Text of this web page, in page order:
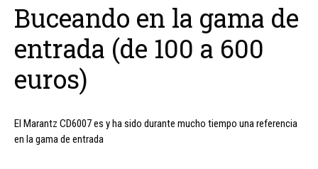
Buceando en la gama de
entrada (de 100 a 600
euros)
El Marantz CD6007 es y ha sido durante mucho tiempo una referencia
en la gama de entrada